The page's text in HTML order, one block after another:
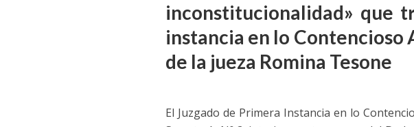
inconstitucionalidad» que
instancia en lo Contencioso
de la jueza Romina Tesone
El Juzgado de Primera Instancia en lo